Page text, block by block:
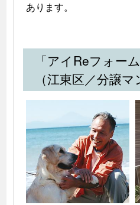
「アイReフォー
（江東区／分譲